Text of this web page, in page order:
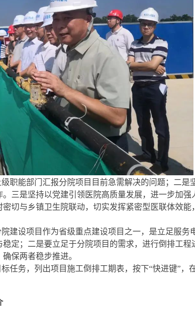
职能部门汇报分院项目目前急需解决的问题；二是
三是坚持以党建引领医院高质量发展，进一步加强
切与乡镇卫生院联动，切实发挥紧密型医联体效能
建设项目作为省级重点建设项目之一，是立足服务
定；二是要立足于分院项目的需求，进行倒排工程
保两者稳步推进。
任务，列出项目施工倒排工期表，按下“快进键”，